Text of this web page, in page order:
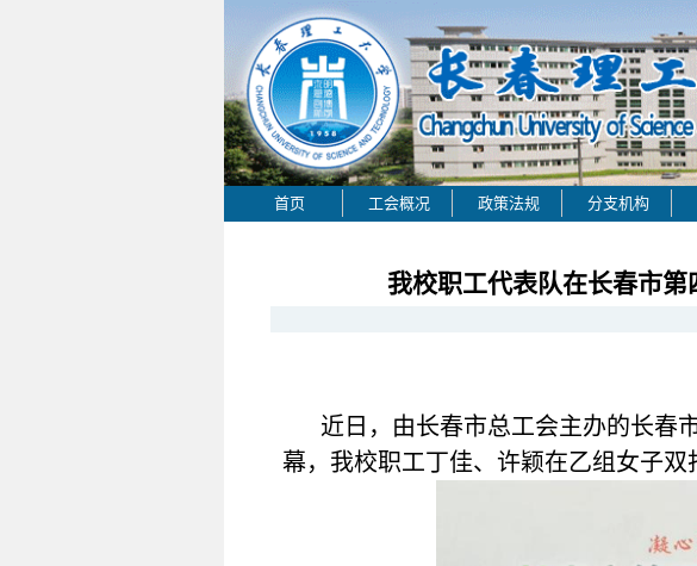
首页 工会概况 政策法规 分支机构
我校职工代表队在长春市
近日，由长春市总工会主办的长春
幕，我校职工丁佳、许颖在乙组女子双